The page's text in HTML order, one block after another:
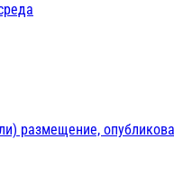
размещение,